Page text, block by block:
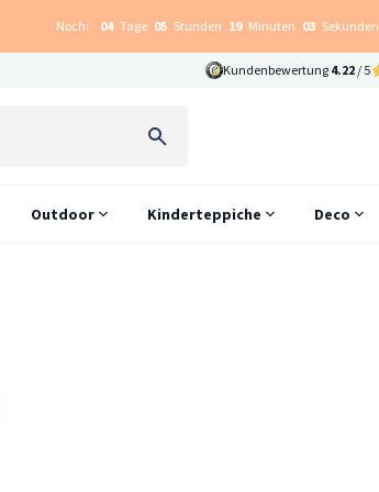
Noch: 04 Tage 05 Stunden 19 Minuten 03 Sekunden
Kundenbewertung 4.22 / 5
Outdoor Kinderteppiche Deco